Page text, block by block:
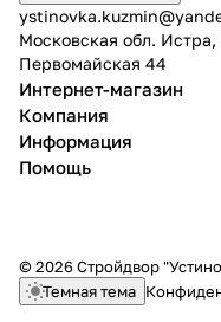
Московская обл.
Первомайская 44
Интернет-магазин
Компания
Информация
Помощь
© 2026 Стройдвор
Темная тема